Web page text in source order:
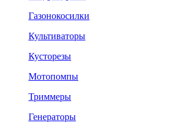
Газонокосилки
Культиваторы
Кусторезы
Мотопомпы
Триммеры
Генераторы